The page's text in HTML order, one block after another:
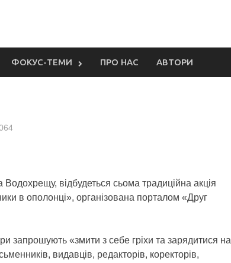
ФОКУС-ТЕМИ ПРО НАС АВТОРИ
Водохрещу, відбудеться сьома традиційна акція
в ополонці», організована порталом «Друг
запрошують «змити з себе гріхи та зарядитися на
видавців, редакторів, коректорів,